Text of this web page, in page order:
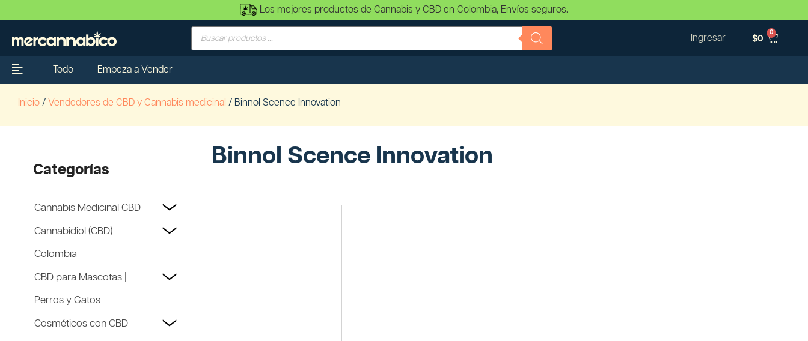
Los mejores productos de Cannabis y CBD en Colombia, Envíos seguros.
Ingresar $0
0
Todo Empeza a Vender
Inicio / Vendedores de CBD y Cannabis medicinal / Binnol Scence Innovation
Categorías
Cannabis Medicinal CBD
Cannabidiol (CBD)
Colombia
CBD para Mascotas |
Perros y Gatos
Cosméticos con CBD
Binnol Scence Innovation